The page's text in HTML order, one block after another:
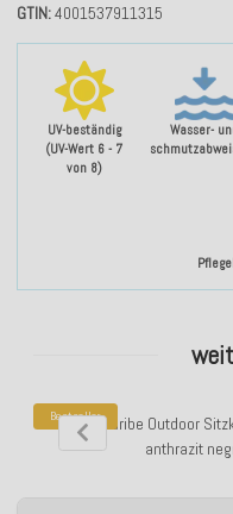
UV-beständig
(UV-Wert 6 - 7
von 8)
Wasser-
GTIN 4001537911315
Bestseller
H.O.C.K. Caribe Outdoor
anthrazit